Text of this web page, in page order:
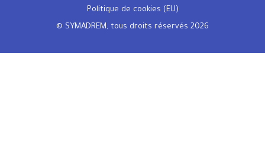
Politique de cookies (EU)
© SYMADREM, tous droits réservés 2026